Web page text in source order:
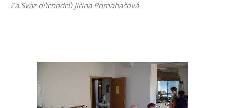
Za Svaz důchodců Jiřina Pomahačová